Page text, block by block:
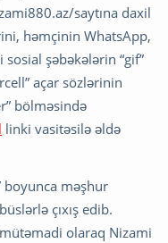
saytına daxil
həmçinin WhatsApp,
şəbəkələrin “gif”
açar sözlərinin
bölməsində
linki vasitəsilə əldə
boyunca məşhur
çıxış edib.
olaraq Nizami